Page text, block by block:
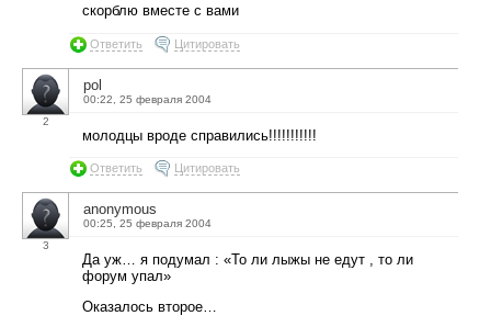
скорблю вместе с вами
Ответить Цитировать
2
pol
00:22, 25 февраля 2004
молодцы вроде справились!!!!!!!!!!!
Ответить Цитировать
3
anonymous
00:25, 25 февраля 2004
Да уж… я подумал : «То ли лыжы не едут , то ли
форум упал»
Оказалось второе…